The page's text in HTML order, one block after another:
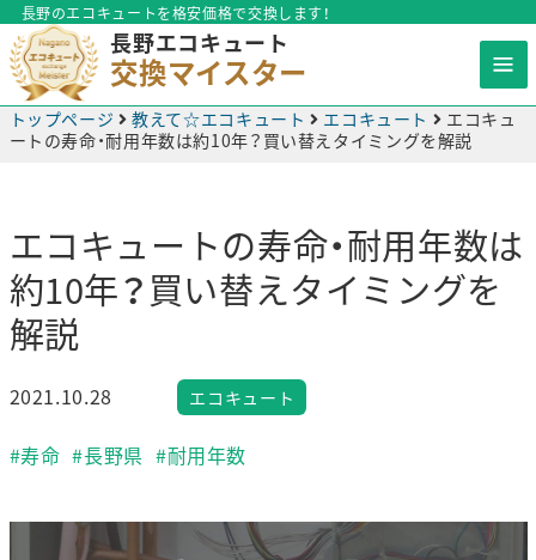
長野のエコキュートを格安価格で交換します！
長野エコキュート
交換マイスター
トップページ 教えて☆エコキュート エコキュート
エコキュ
ートの寿命・耐用年数は約10年？買い替えタイミングを解説
エコキュートの寿命・耐用年数は
約10年？買い替えタイミングを
解説
2021.10.28 エコキュート
#寿命 #長野県 #耐用年数